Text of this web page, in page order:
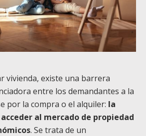
vivienda, existe una barrera
entre los demandantes a la
por la compra o el alquiler: la
al mercado de propiedad
. Se trata de un